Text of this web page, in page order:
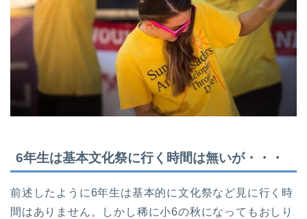
6年生は基本文化祭に行く時間は無いが・・・
前述したように6年生は基本的に文化祭など見に行く時
間はありません。しかし稀に小6の秋になってもおしり